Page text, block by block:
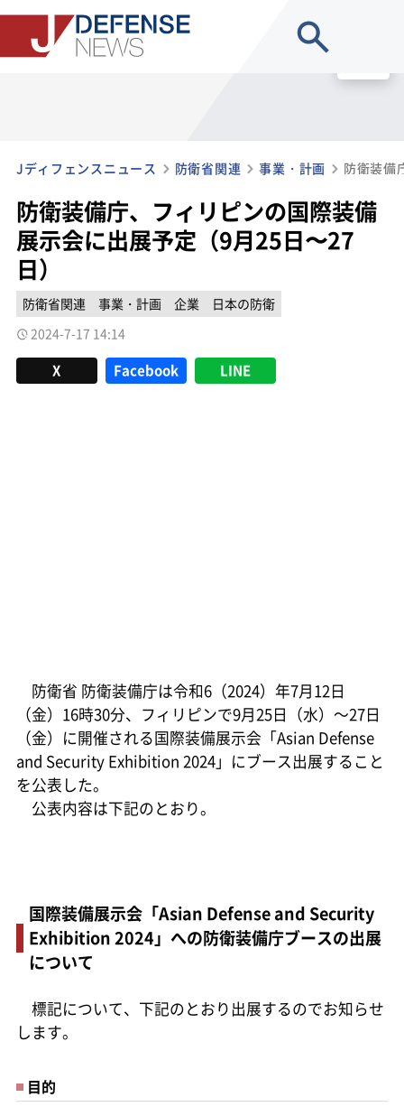
Jディフェンスニュース 防衛省関連 事業・計画
防衛装備庁、フィリピンの国際装備
展示会に出展予定（9月25日〜27
日）
防衛省関連 事業・計画 企業
日本の防衛
2024-7-17 14:14
X Facebook LINE
防衛省 防衛装備庁は令和6（2024）年7月12日
（金）16時30分、フィリピンで9月25日（水）～27日
（金）に開催される国際装備展示会「Asian Defense
and Security Exhibition 2024」にブース出展すること
を公表した。
公表内容は下記のとおり。
国際装備展示会「Asian Defense and Security
Exhibition 2024」への防衛装備庁ブースの出展
について
標記について、下記のとおり出展するのでお知らせ
します。
目的